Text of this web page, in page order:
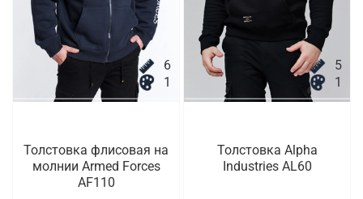
6
1
Толстовка флисовая на
молнии Armed Forces
AF110
5
1
Толстовка Alpha
Industries AL60